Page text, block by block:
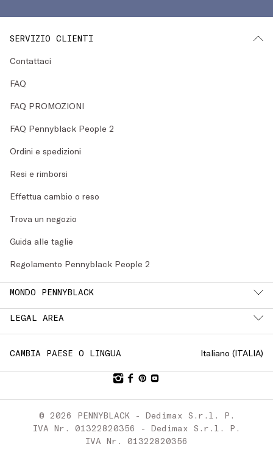
SERVIZIO CLIENTI
Contattaci
FAQ
FAQ PROMOZIONI
FAQ Pennyblack People 2
Ordini e spedizioni
Resi e rimborsi
Effettua cambio o reso
Trova un negozio
Guida alle taglie
Regolamento Pennyblack People 2
MONDO PENNYBLACK
LEGAL AREA
CAMBIA PAESE O LINGUA Italiano (ITALIA)
© 2026 PENNYBLACK - Dedimax S.r.l. P.
IVA Nr. 01322820356 - Dedimax S.r.l. P.
IVA Nr. 01322820356